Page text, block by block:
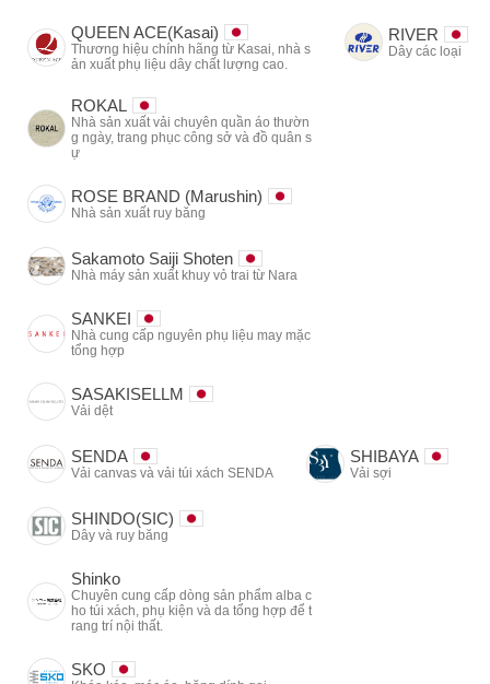
QUEEN ACE(Kasai)
Thương hiệu chính hãng từ Kasai, nhà s
ản xuất phụ liệu dây chất lượng cao.
RIVER
Dây các loại
ROKAL
Nhà sản xuất vải chuyên quần áo thườn
g ngày, trang phục công sở và đồ quân s
ự
ROSE BRAND (Marushin)
Nhà sản xuất ruy băng
Sakamoto Saiji Shoten
Nhà máy sản xuất khuy vỏ trai từ Nara
SANKEI
Nhà cung cấp nguyên phụ liệu may mặc
tổng hợp
SASAKISELLM
Vải dệt
SENDA
Vải canvas và vải túi xách SENDA
SHIBAYA
Vải sợi
SHINDO(SIC)
Dây và ruy băng
Shinko
Chuyên cung cấp dòng sản phẩm alba c
ho túi xách, phụ kiện và da tổng hợp để t
rang trí nội thất.
SKO